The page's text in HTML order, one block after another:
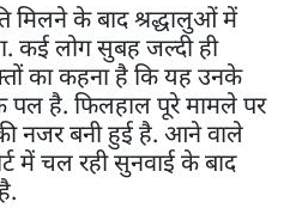
मिलने के बाद श्रद्धालुओं में
कई लोग सुबह जल्दी ही
का कहना है कि यह उनके
पल है. फिलहाल पूरे मामले पर
नजर बनी हुई है. आने वाले
में चल रही सुनवाई के बाद